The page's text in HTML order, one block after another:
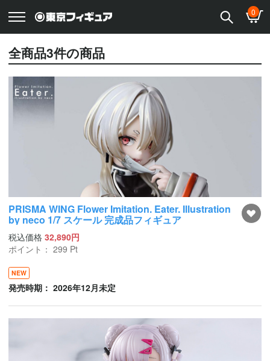
0
全商品3件の商品
PRISMA WING Flower Imitation. Eater. Illustration
by neco 1/7 スケール 完成品フィギュア
税込価格 32,890円
ポイント： 299 Pt
NEW
発売時期： 2026年12月未定